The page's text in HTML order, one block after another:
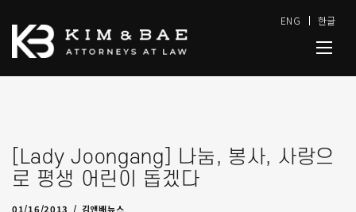
ENG 한글
[Lady Joongang] 나눔, 봉사, 사랑으
로 평생 어린이 돕겠다
01/16/2013
01/16/2013 김앤배뉴스